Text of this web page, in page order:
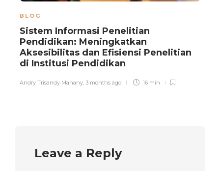
BLOG
Sistem Informasi Penelitian
Pendidikan: Meningkatkan
Aksesibilitas dan Efisiensi Penelitian
di Institusi Pendidikan
Andry Trisandy Mahany, 3 months ago 16 min
Leave a Reply